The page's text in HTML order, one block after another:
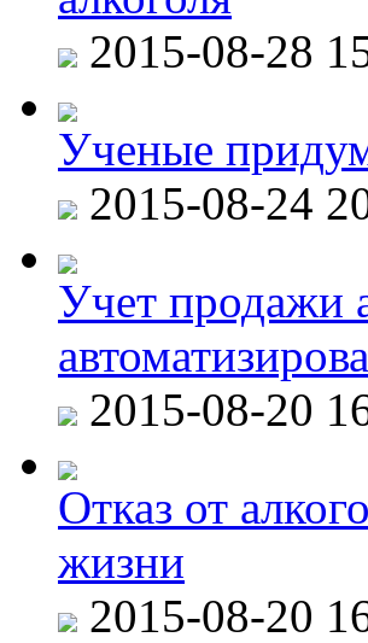
2015-08-28
Ученые
2015-08-24
Учет продажи
2015-08-20
Отказ от
жизни
2015-08-20